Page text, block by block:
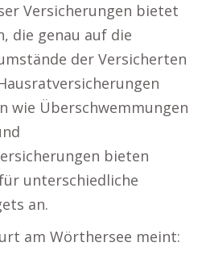
Versicherungen bietet
die genau auf die
der Versicherten
wie Überschwemmungen
bieten
unterschiedliche
an.
am Wörthersee meint: